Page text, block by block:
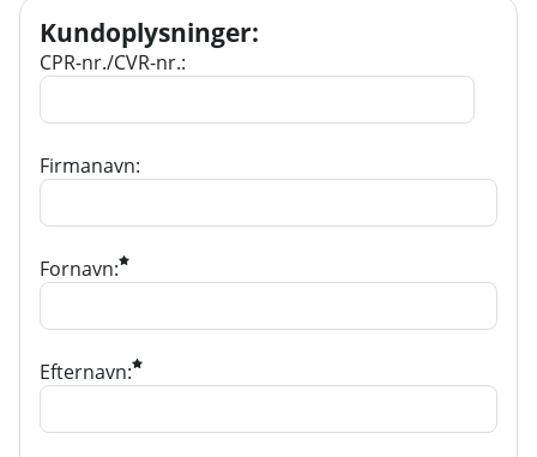
Kundoplysninger:
CPR-nr./CVR-nr.:
Firmanavn:
Fornavn:
Efternavn: